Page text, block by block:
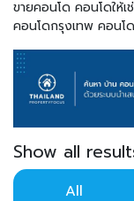
ขายคอนโด คอนโดให้
คอนโดกรุงเทพ คอนโ
Show all
All